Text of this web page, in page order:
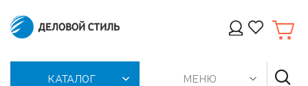
КАТАЛОГ МЕНЮ